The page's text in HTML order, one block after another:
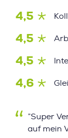
4,5
4,5
4,5
4,6
”Super
auf mein